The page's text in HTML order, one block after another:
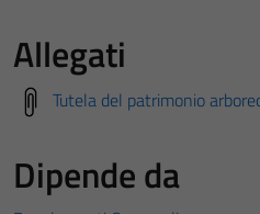
Allegati
Tutela del patrimonio
Dipende da